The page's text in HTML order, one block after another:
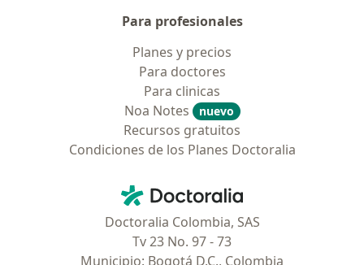
Para profesionales
Planes y precios
Para doctores
Para clinicas
Noa Notes
nuevo
Recursos gratuitos
Condiciones de los Planes Doctoralia
Doctoralia - Página de inicio
Doctoralia Colombia, SAS
Tv 23 No. 97 - 73
Municipio: Bogotá D.C., Colombia